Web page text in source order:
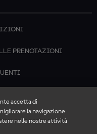
PRENOTAZIONI
accetta di
la navigazione
nelle nostre attività